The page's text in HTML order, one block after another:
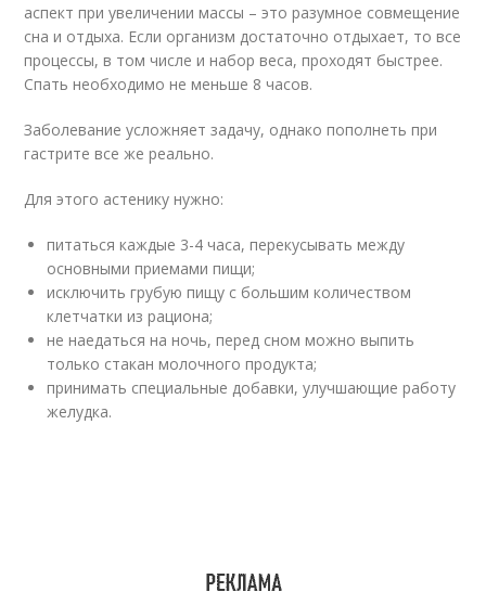
аспект при увеличении массы – это разумное совмещение
сна и отдыха. Если организм достаточно отдыхает, то все
процессы, в том числе и набор веса, проходят быстрее.
Спать необходимо не меньше 8 часов.
Заболевание усложняет задачу, однако пополнеть при
гастрите все же реально.
Для этого астенику нужно:
питаться каждые 3-4 часа, перекусывать между
основными приемами пищи;
исключить грубую пищу с большим количеством
клетчатки из рациона;
не наедаться на ночь, перед сном можно выпить
только стакан молочного продукта;
принимать специальные добавки, улучшающие работу
желудка.